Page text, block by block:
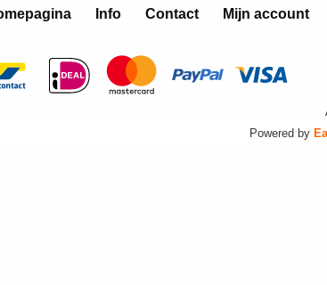
Info Contact Mijn account
Powered by